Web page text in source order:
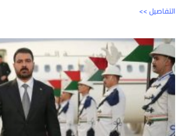
<< التفاصيل